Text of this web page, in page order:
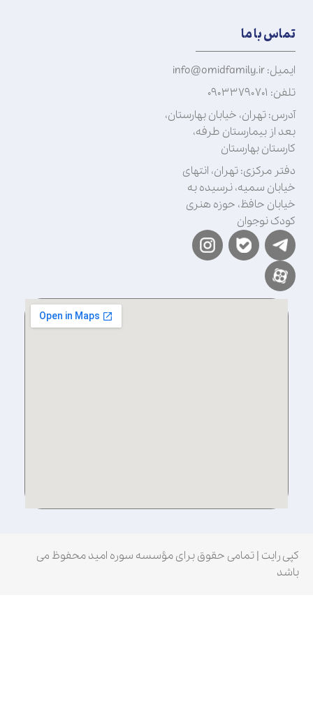
تماس با ما
ایمیل: info@omidfamily.ir
تلفن: ۰۹۰۳۳۷۹۰۷۰۱
آدرس: تهران، خیابان بهارستان،
بعد از بیمارستان طرفه،
کارستان بهارستان
دفتر مرکزی: تهران، انتهای
خیابان سمیه، نرسیده به
خیابان حافظ، حوزه هنری
کودک نوجوان
کپی رایت | تمامی حقوق برای مؤسسه سوره امید محفوظ می
باشد